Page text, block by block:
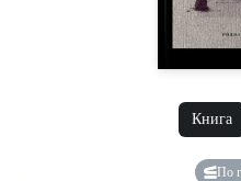
Книга
По